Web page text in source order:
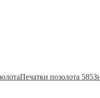
Печатки позолота 585